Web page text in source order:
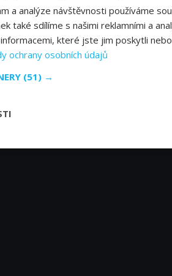
Paul Kandarian
Cahill
a analýze návštěvnosti používáme
také sdílíme s našimi reklamními a
které jste jim poskytli
ochrany osobních údajů
(51) →